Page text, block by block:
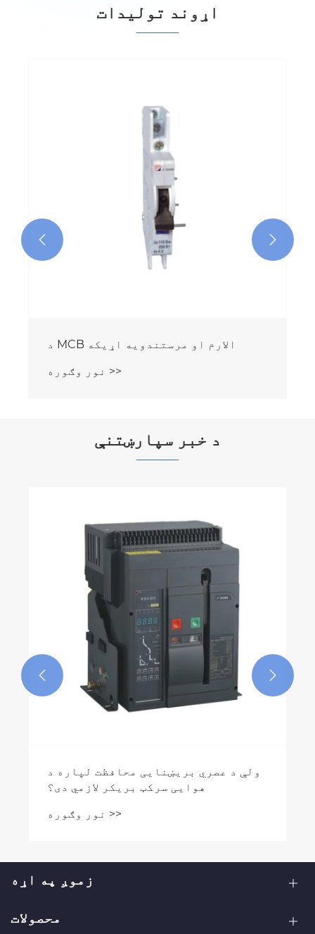
اړوند توليدات
د MCB الارم او مرستندویه اړیکه
نور وګوره >>
 
د خبر سپارښتنې
څه شی د ثابت ډول مولډ شوي قضیې سرکټ
بریکر د عصري بریښنایی محافظت لپاره
د باور وړ انتخاب رامینځته کوي؟
 
زموږ په اړه
محصولات